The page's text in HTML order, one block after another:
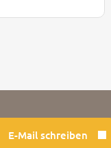
E-Mail schreiben